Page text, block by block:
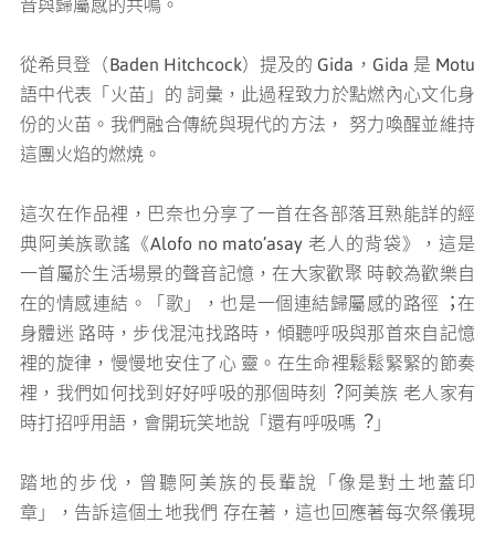
從希⾙登（Baden Hitchcock）提及的 Gida，Gida 是 Motu
語中代表「⽕苗」的 詞彙，此過程致⼒於點燃內⼼⽂化身
份的⽕苗。我們融合傳統與現代的⽅法， 努⼒喚醒並維持
這團⽕焰的燃燒。
這次在作品裡，巴奈也分享了⼀⾸在各部落⽿熟能詳的經
典阿美族歌謠《Alofo no mato’asay ⽼⼈的背袋》，這是
⼀⾸屬於⽣活場景的聲⾳記憶，在⼤家歡聚 時較為歡樂⾃
在的情感連結。「歌」，也是⼀個連結歸屬感的路徑︔在
身體迷 路時，步伐混沌找路時，傾聽呼吸與那⾸來⾃記憶
裡的旋律，慢慢地安住了⼼ 靈。在⽣命裡鬆鬆緊緊的節奏
裡，我們如何找到好好呼吸的那個時刻︖阿美族 ⽼⼈家有
時打招呼⽤語，會開玩笑地說「還有呼吸嗎︖」
踏地的步伐，曾聽阿美族的長輩說「像是對⼟地蓋印
章」，告訴這個⼟地我們 存在著，這也回應著每次祭儀現